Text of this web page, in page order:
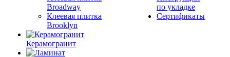
Broadway
Клеевая плитка
Brooklyn
Керамогранит
по укладке
Сертификаты